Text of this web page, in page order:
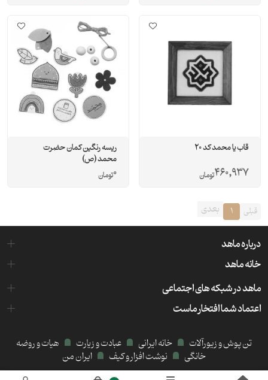
قاب یا محمد کد 20
460,937تومان
ریسه رنگین کمان حضرت
محمد (ص)
0تومان
قبلی 1 بعدی
درباره ماهد
خانه ماهد
ماهد در شبکه های اجتماعی
اعتماد شما افتخار ماست
تن پوش و زیورآلات خانه ایرانی عبادت و زیارت
هیات و روضه
خانگی
نوشت افزار و کیف
ایران من